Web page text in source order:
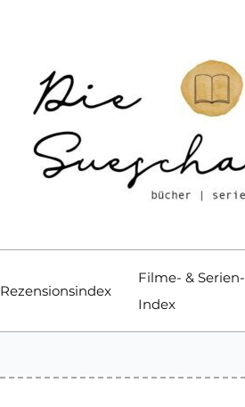
Rezensionsindex
Filme- & Serien-
Index